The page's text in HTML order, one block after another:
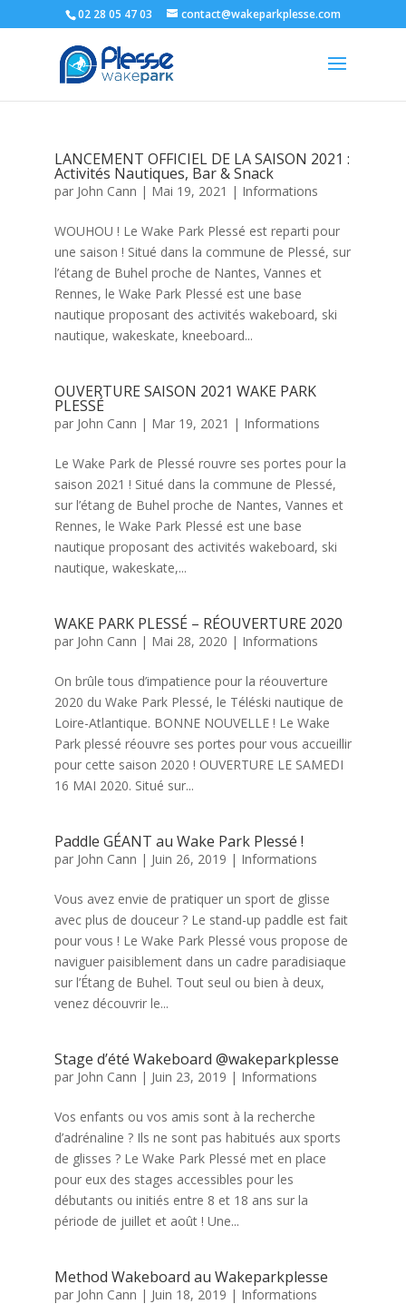
02 28 05 47 03 contact@wakeparkplesse.com
LANCEMENT OFFICIEL DE LA SAISON 2021 :
Activités Nautiques, Bar & Snack
par John Cann | Mai 19, 2021 | Informations
WOUHOU ! Le Wake Park Plessé est reparti pour
une saison ! Situé dans la commune de Plessé, sur
l’étang de Buhel proche de Nantes, Vannes et
Rennes, le Wake Park Plessé est une base
nautique proposant des activités wakeboard, ski
nautique, wakeskate, kneeboard...
OUVERTURE SAISON 2021 WAKE PARK
PLESSÉ
par John Cann | Mar 19, 2021 | Informations
Le Wake Park de Plessé rouvre ses portes pour la
saison 2021 ! Situé dans la commune de Plessé,
sur l’étang de Buhel proche de Nantes, Vannes et
Rennes, le Wake Park Plessé est une base
nautique proposant des activités wakeboard, ski
nautique, wakeskate,...
WAKE PARK PLESSÉ – RÉOUVERTURE 2020
par John Cann | Mai 28, 2020 | Informations
On brûle tous d’impatience pour la réouverture
2020 du Wake Park Plessé, le Téléski nautique de
Loire-Atlantique. BONNE NOUVELLE ! Le Wake
Park plessé réouvre ses portes pour vous accueillir
pour cette saison 2020 ! OUVERTURE LE SAMEDI
16 MAI 2020. Situé sur...
Paddle GÉANT au Wake Park Plessé !
par John Cann | Juin 26, 2019 | Informations
Vous avez envie de pratiquer un sport de glisse
avec plus de douceur ? Le stand-up paddle est fait
pour vous ! Le Wake Park Plessé vous propose de
naviguer paisiblement dans un cadre paradisiaque
sur l’Étang de Buhel. Tout seul ou bien à deux,
venez découvrir le...
Stage d’été Wakeboard @wakeparkplesse
par John Cann | Juin 23, 2019 | Informations
Vos enfants ou vos amis sont à la recherche
d’adrénaline ? Ils ne sont pas habitués aux sports
de glisses ? Le Wake Park Plessé met en place
pour eux des stages accessibles pour les
débutants ou initiés entre 8 et 18 ans sur la
période de juillet et août ! Une...
Method Wakeboard au Wakeparkplesse
par John Cann | Juin 18, 2019 | Informations